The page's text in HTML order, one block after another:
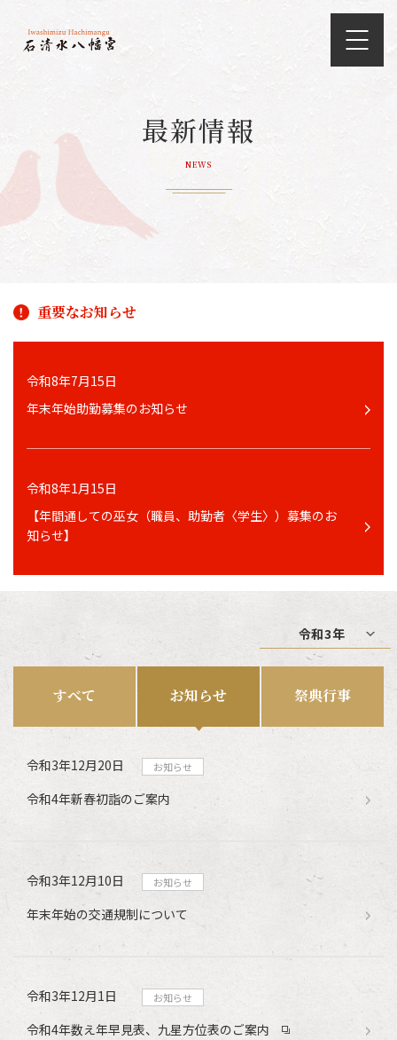
最新情報
NEWS
重要なお知らせ
令和8年7月15日
年末年始助勤募集のお知らせ
令和8年1月15日
【年間通しての巫女（職員、助勤者〈学生〉）募集のお
知らせ】
すべて お知らせ 祭典行事
令和3年12月20日 お知らせ
令和4年新春初詣のご案内
令和3年12月10日 お知らせ
年末年始の交通規制について
令和3年12月1日 お知らせ
令和4年数え年早見表、九星方位表のご案内